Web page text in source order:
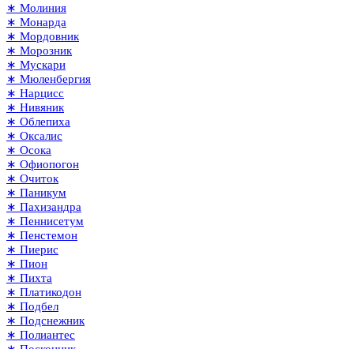
∗ Молиния
∗ Монарда
∗ Мордовник
∗ Морозник
∗ Мускари
∗ Мюленбергия
∗ Нарцисс
∗ Нивяник
∗ Облепиха
∗ Оксалис
∗ Осока
∗ Офиопогон
∗ Очиток
∗ Паникум
∗ Пахизандра
∗ Пеннисетум
∗ Пенстемон
∗ Пиерис
∗ Пион
∗ Пихта
∗ Платикодон
∗ Подбел
∗ Подснежник
∗ Полиантес